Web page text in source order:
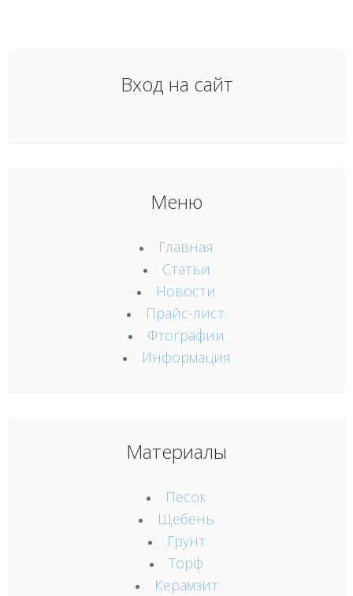
Вход на сайт
Меню
Главная
Статьи
Новости
Прайс-лист.
Фтографии
Информация
Материалы
Песок
Щебень
Грунт
Торф
Керамзит